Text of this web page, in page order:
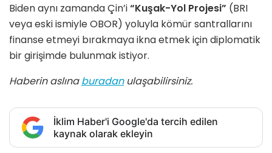
Biden aynı zamanda Çin’i“Kuşak-Yol Projesi” (BRI
veya eski ismiyle OBOR) yoluyla kömür santrallarını
finanse etmeyi bırakmaya ikna etmek için diplomatik
bir girişimde bulunmak istiyor.
Haberin aslınaburadanulaşabilirsiniz.
İklim Haber'i Google'da tercih edilen
kaynak olarak ekleyin